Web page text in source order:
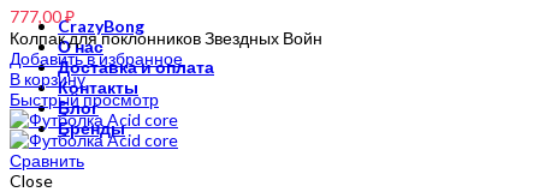
CrazyBong
О нас
Доставка и оплата
Контакты
Блог
Бренды
777,00₽
Колпак для поклонников Звездных Войн
Добавить в избранное
В корзину
Быстрый просмотр
Сравнить
Close